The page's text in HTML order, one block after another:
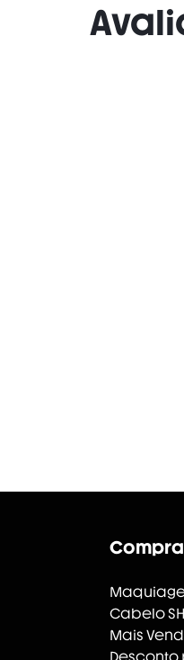
Cabelo
Mais